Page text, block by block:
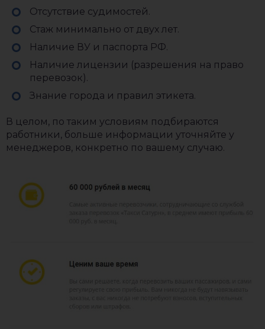
Отсутствие судимостей.
Стаж минимально от двух лет.
Наличие ВУ и паспорта РФ.
Наличие лицензии (разрешения на право
перевозок).
Знание города и правил этикета.
В целом, по таким условиям подбираются
работники, больше информации уточняйте у
менеджеров, конкретно по вашему случаю.